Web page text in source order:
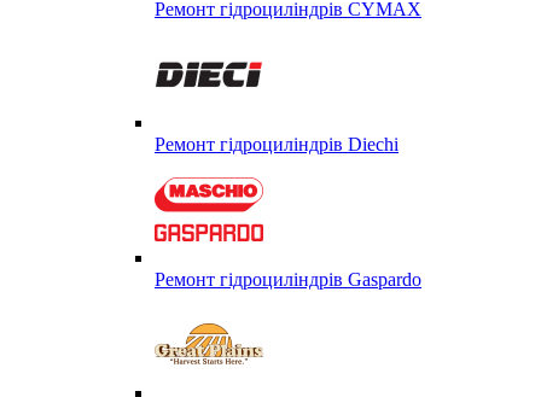
Ремонт гідроциліндрів CYMAX
Ремонт гідроциліндрів Diechi
Ремонт гідроциліндрів Gaspardo